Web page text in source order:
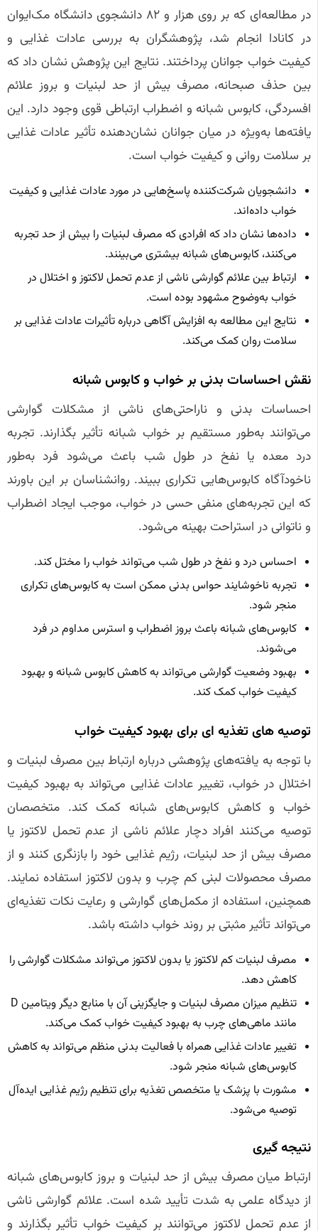
در مطالعه‌ای که بر روی هزار و ۸۲ دانشجوی دانشگاه مک‌ایوان
در کانادا انجام شد، پژوهشگران به بررسی عادات غذایی و
کیفیت خواب جوانان پرداختند. نتایج این پژوهش نشان داد که
بین حذف صبحانه، مصرف بیش از حد لبنیات و بروز علائم
افسردگی، کابوس شبانه و اضطراب ارتباطی قوی وجود دارد. این
یافته‌ها به‌ویژه در میان جوانان نشان‌دهنده تأثیر عادات غذایی
بر سلامت روانی و کیفیت خواب است.
دانشجویان شرکت‌کننده پاسخ‌هایی در مورد عادات غذایی و کیفیت
خواب داده‌اند.
داده‌ها نشان داد که افرادی که مصرف لبنیات را بیش از حد تجربه
می‌کنند، کابوس‌های شبانه بیشتری می‌بینند.
ارتباط بین علائم گوارشی ناشی از عدم تحمل لاکتوز و اختلال در
خواب به‌وضوح مشهود بوده است.
نتایج این مطالعه به افزایش آگاهی درباره تأثیرات عادات غذایی بر
سلامت روان کمک می‌کند.
نقش احساسات بدنی بر خواب و کابوس شبانه
احساسات بدنی و ناراحتی‌های ناشی از مشکلات گوارشی
می‌توانند به‌طور مستقیم بر خواب شبانه تأثیر بگذارند. تجربه
درد معده یا نفخ در طول شب باعث می‌شود فرد به‌طور
ناخودآگاه کابوس‌هایی تکراری ببیند. روانشناسان بر این باورند
که این تجربه‌های منفی حسی در خواب، موجب ایجاد اضطراب
و ناتوانی در استراحت بهینه می‌شود.
احساس درد و نفخ در طول شب می‌تواند خواب را مختل کند.
تجربه ناخوشایند حواس بدنی ممکن است به کابوس‌های تکراری
منجر شود.
کابوس‌های شبانه باعث بروز اضطراب و استرس مداوم در فرد
می‌شوند.
بهبود وضعیت گوارشی می‌تواند به کاهش کابوس شبانه و بهبود
کیفیت خواب کمک کند.
توصیه‌ های تغذیه‌ ای برای بهبود کیفیت خواب
با توجه به یافته‌های پژوهشی درباره ارتباط بین مصرف لبنیات و
اختلال در خواب، تغییر عادات غذایی می‌تواند به بهبود کیفیت
خواب و کاهش کابوس‌های شبانه کمک کند. متخصصان
توصیه می‌کنند افراد دچار علائم ناشی از عدم تحمل لاکتوز یا
مصرف بیش از حد لبنیات، رژیم غذایی خود را بازنگری کنند و از
مصرف محصولات لبنی کم چرب و بدون لاکتوز استفاده نمایند.
همچنین، استفاده از مکمل‌های گوارشی و رعایت نکات تغذیه‌ای
می‌تواند تأثیر مثبتی بر روند خواب داشته باشد.
مصرف لبنیات کم لاکتوز یا بدون لاکتوز می‌تواند مشکلات گوارشی را
کاهش دهد.
تنظیم میزان مصرف لبنیات و جایگزینی آن با منابع دیگر ویتامین D
مانند ماهی‌های چرب به بهبود کیفیت خواب کمک می‌کند.
تغییر عادات غذایی همراه با فعالیت بدنی منظم می‌تواند به کاهش
کابوس‌های شبانه منجر شود.
مشورت با پزشک یا متخصص تغذیه برای تنظیم رژیم غذایی ایده‌آل
توصیه می‌شود.
نتیجه‌ گیری
ارتباط میان مصرف بیش از حد لبنیات و بروز کابوس‌های شبانه
از دیدگاه علمی به شدت تأیید شده است. علائم گوارشی ناشی
از عدم تحمل لاکتوز می‌توانند بر کیفیت خواب تأثیر بگذارند و